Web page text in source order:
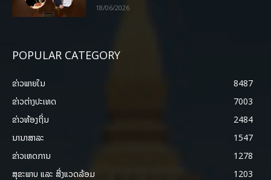
18/06/2026
POPULAR CATEGORY
ຂ່າວພາຍ​ໃນ
8487
ຂ່າວຕ່າງປະເທດ
7003
ຂ່າວທ້ອງຖິ່ນ
2484
ນານາສາລະ
1547
ຂ່າວເຫດການ
1278
ສຸຂະພາບ ແລະ ສີ່ງແວດລ້ອມ
1203